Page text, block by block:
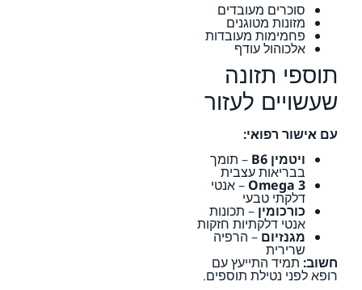
סוכרים מעובדים
מזונות מטוגנים
פחמימות מעובדות
אלכוהול עודף
תוספי תזונה
שעשויים לעזור
עם אישור רפואי:
ויטמין B6
– תומך
בבריאות עצבית
Omega 3– אנטי
דלקתי טבעי
כורכומין – תכונות
אנטי דלקתיות חזקות
מגנזיום– הרפיה
שרירית
חשוב: תמיד התייעץ עם
רופא לפני נטילת תוספים.